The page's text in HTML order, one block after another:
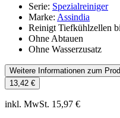
Serie: Spezialreiniger
Marke: Assindia
Reinigt Tiefkühlzellen
Ohne Abtauen
Ohne Wasserzusatz
Weitere Informationen zum
13,42 €
inkl. MwSt. 15,97 €